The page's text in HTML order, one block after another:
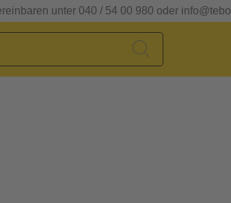
unter 040 / 54 00 980 oder